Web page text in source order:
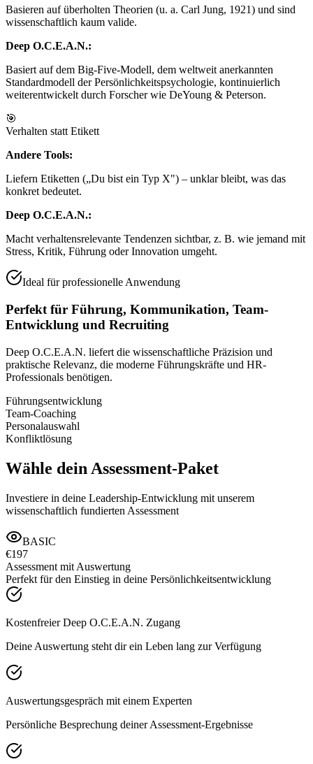
Basieren auf überholten Theorien (u. a. Carl Jung, 1921) und sind
wissenschaftlich kaum valide.
Deep O.C.E.A.N.:
Basiert auf dem Big-Five-Modell, dem weltweit anerkannten
Standardmodell der Persönlichkeitspsychologie, kontinuierlich
weiterentwickelt durch Forscher wie DeYoung & Peterson.
🎯
Verhalten statt Etikett
Andere Tools:
Liefern Etiketten („Du bist ein Typ X") – unklar bleibt, was das
konkret bedeutet.
Deep O.C.E.A.N.:
Macht verhaltensrelevante Tendenzen sichtbar, z. B. wie jemand mit
Stress, Kritik, Führung oder Innovation umgeht.
Ideal für professionelle Anwendung
Perfekt für Führung, Kommunikation, Team-
Entwicklung und Recruiting
Deep O.C.E.A.N. liefert die wissenschaftliche Präzision und
praktische Relevanz, die moderne Führungskräfte und HR-
Professionals benötigen.
Führungsentwicklung
Team-Coaching
Personalauswahl
Konfliktlösung
Wähle dein Assessment-Paket
Investiere in deine Leadership-Entwicklung mit unserem
wissenschaftlich fundierten Assessment
BASIC
€197
Assessment mit Auswertung
Perfekt für den Einstieg in deine Persönlichkeitsentwicklung
Kostenfreier Deep O.C.E.A.N. Zugang
Deine Auswertung steht dir ein Leben lang zur Verfügung
Auswertungsgespräch mit einem Experten
Persönliche Besprechung deiner Assessment-Ergebnisse